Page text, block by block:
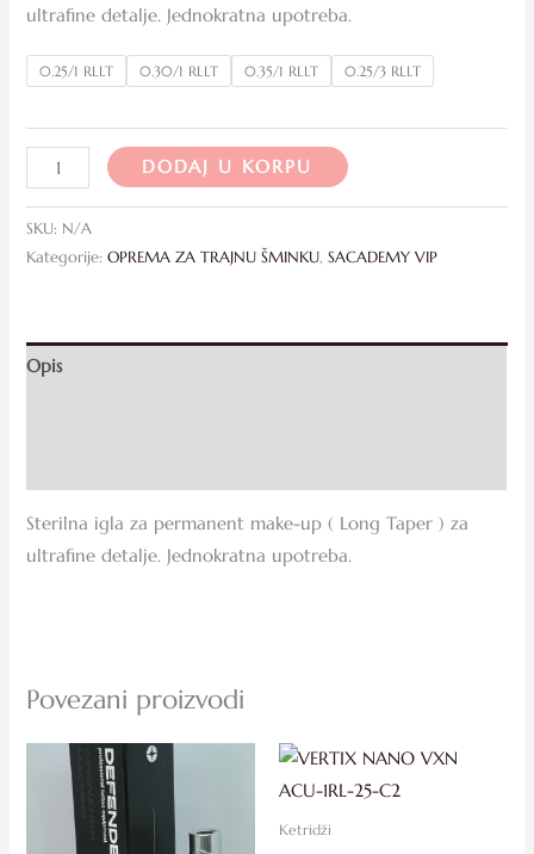
ultrafine detalje. Jednokratna upotreba.
0.25/1 RLLT 0.30/1 RLLT 0.35/1 RLLT 0.25/3 RLLT
DODAJ U KORPU
SKU: N/A
Kategorije:OPREMA ZA TRAJNU ŠMINKU,SACADEMY VIP
Opis
Sterilna igla za permanent make-up ( Long Taper ) za
ultrafine detalje. Jednokratna upotreba.
Povezani proizvodi
Ketridži